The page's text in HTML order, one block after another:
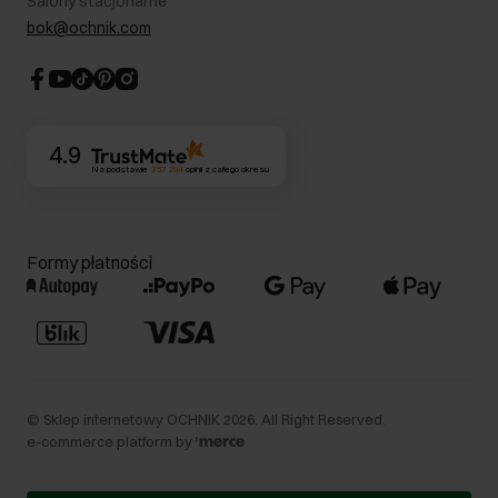
Blog
Dla akcjonariuszy
CSR
bok@ochnik.com
4.9
Na podstawie 357 294opinii z całego okresu
Formy płatności
© Sklep internetowy OCHNIK 2026 . All Right Reserved.
e-commerce platform by